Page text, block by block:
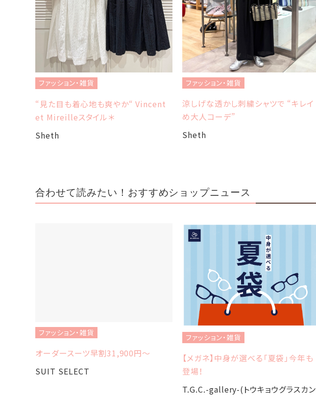
ファッション・雑貨
“見た目も着心地も爽やか“ Vincent
et Mireilleスタイル＊
Sheth
ファッション・雑貨
涼しげな透かし刺繍シャツで “キレイ
め大人コーデ”
Sheth
合わせて読みたい！おすすめショップニュース
ファッション・雑貨
オーダースーツ早割31,900円〜
SUIT SELECT
ファッション・雑貨
【メガネ】中身が選べる「夏袋」今年も
登場！
T.G.C.-gallery-(トウキョウグラスカン